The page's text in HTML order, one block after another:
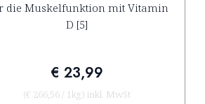
die Muskelfunktion mit Vitamin
D [5]
€ 23,99
(€ 266,56 / 1kg) inkl. MwSt